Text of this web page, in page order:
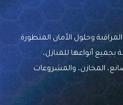
وحلول الأمان المتطورة.
بجميع أنواعها للمنازل،
المخازن، والمشروعات